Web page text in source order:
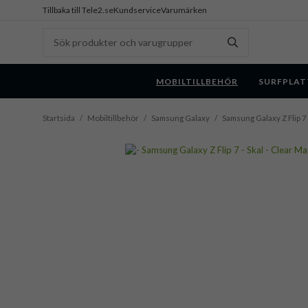
Tillbaka till Tele2.seKundserviceVarumärken
MOBILTILLBEHÖR
Startsida / Mobiltillbehör / Samsung Galaxy / Samsung Galaxy Z Flip 7